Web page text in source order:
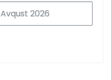
Avqust 2026